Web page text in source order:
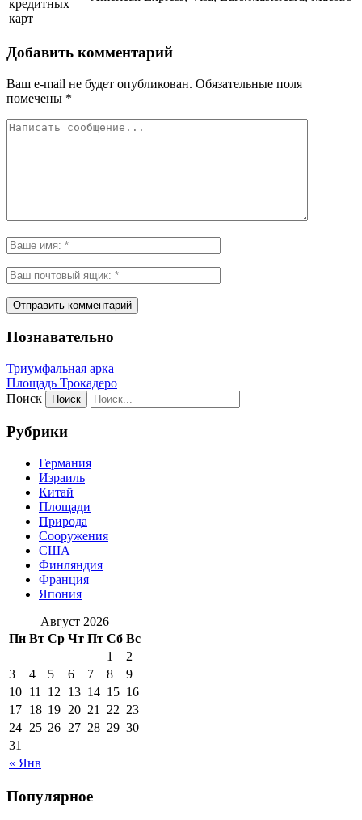
кредитных
карт
Добавить комментарий
Ваш e-mail не будет опубликован. Обязательные поля
помечены *
Познавательно
Триумфальная арка
Площадь Трокадеро
Поиск
Рубрики
Германия
Израиль
Китай
Площади
Природа
Сооружения
США
Финляндия
Франция
Япония
Август 2026
Пн Вт Ср Чт Пт Сб Вс
« Янв
1
2
3
4 5 6 7 8
9
10 11 12 13 14 15 16
17 18 19 20 21 22 23
24 25 26 27 28 29 30
31
Популярное